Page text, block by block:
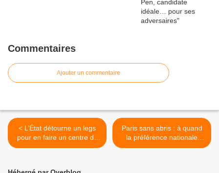
Commentaires
Ajouter un commentaire
< L’État détourne un legs
pour en faire un centre de
déradicalisation
Paris sans abris : à quand
la préférence nationale
pour les SDF ? >